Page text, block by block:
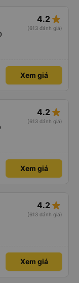
4.2 star_rate
(613 đánh giá)
Xem giá
4.2 star_rate
(613 đánh giá)
Xem giá
4.2 star_rate
(613 đánh giá)
Xem giá